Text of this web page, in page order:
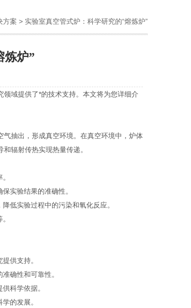
方案 > 实验室真空管式炉：科学研究的“熔炼炉”
炼炉”
领域提供了*的技术支持。本文将为您详细介
抽出，形成真空环境。在真空环境中，炉体
辐射传热实现热量传递。
实验结果的准确性。
低实验过程中的污染和氧化反应。
供支持。
确性和可靠性。
科学依据。
的发展。